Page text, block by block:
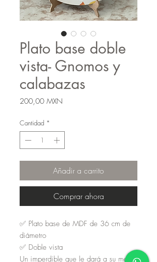
Plato base doble
vista- Gnomos y
calabazas
200,00 MXN
Cantidad *
Añadir a carrito
Comprar ahora
✅ Plato base de MDF de 36 cm de
diámetro
✅ Doble vista
Un imperdible que le dará a su mesa